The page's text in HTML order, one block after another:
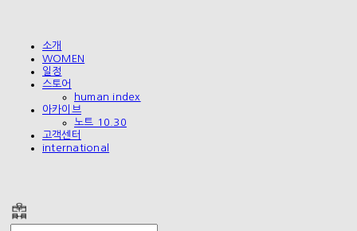
소개
WOMEN
일정
스토어
human index
아카이브
노트 10.30
고객센터
international